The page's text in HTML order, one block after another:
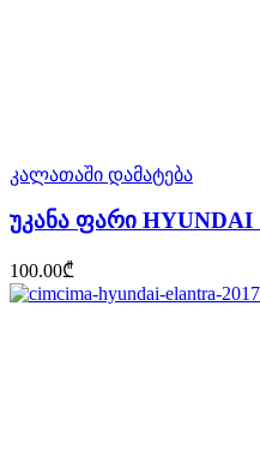
კალათაში დამატება
უკანა ფარი HYUNDAI
100.00₾